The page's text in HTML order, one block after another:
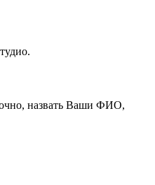
назвать Ваши ФИО,